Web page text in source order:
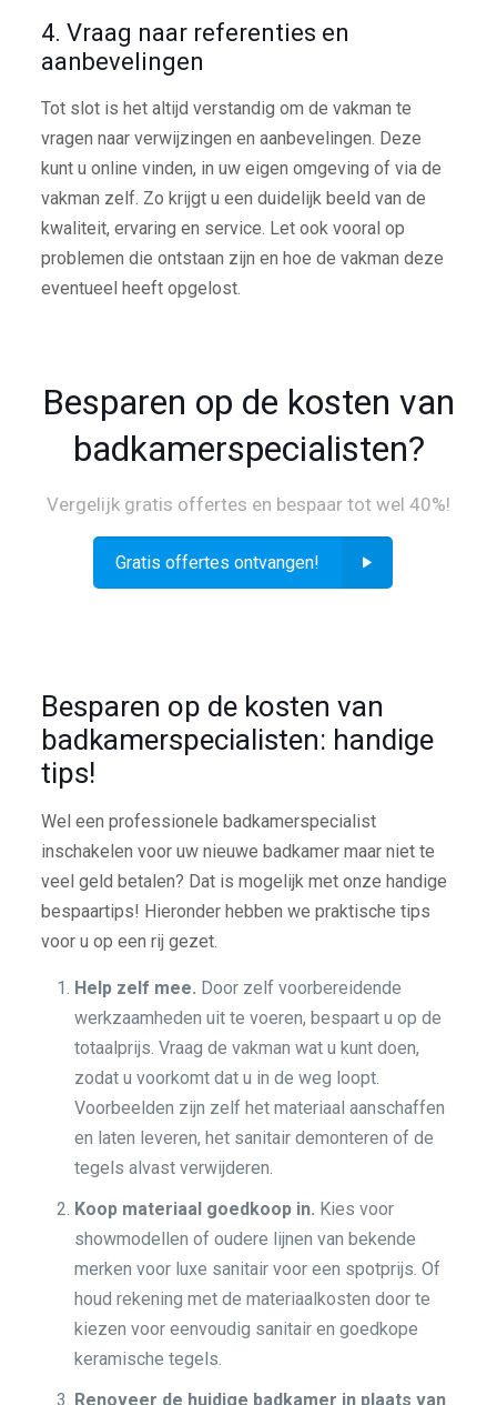
4. Vraag naar referenties en
aanbevelingen
Tot slot is het altijd verstandig om de vakman te
vragen naar verwijzingen en aanbevelingen. Deze
kunt u online vinden, in uw eigen omgeving of via de
vakman zelf. Zo krijgt u een duidelijk beeld van de
kwaliteit, ervaring en service. Let ook vooral op
problemen die ontstaan zijn en hoe de vakman deze
eventueel heeft opgelost.
Besparen op de kosten van
badkamerspecialisten?
Vergelijk gratis offertes en bespaar tot wel 40%!
Gratis offertes ontvangen!
Besparen op de kosten van
badkamerspecialisten: handige
tips!
Wel een professionele badkamerspecialist
inschakelen voor uw nieuwe badkamer maar niet te
veel geld betalen? Dat is mogelijk met onze handige
bespaartips! Hieronder hebben we praktische tips
voor u op een rij gezet.
Help zelf mee. Door zelf voorbereidende
werkzaamheden uit te voeren, bespaart u op de
totaalprijs. Vraag de vakman wat u kunt doen,
zodat u voorkomt dat u in de weg loopt.
Voorbeelden zijn zelf het materiaal aanschaffen
en laten leveren, het sanitair demonteren of de
tegels alvast verwijderen.
Koop materiaal goedkoop in. Kies voor
showmodellen of oudere lijnen van bekende
merken voor luxe sanitair voor een spotprijs. Of
houd rekening met de materiaalkosten door te
kiezen voor eenvoudig sanitair en goedkope
keramische tegels.
Renoveer de huidige badkamer in plaats van